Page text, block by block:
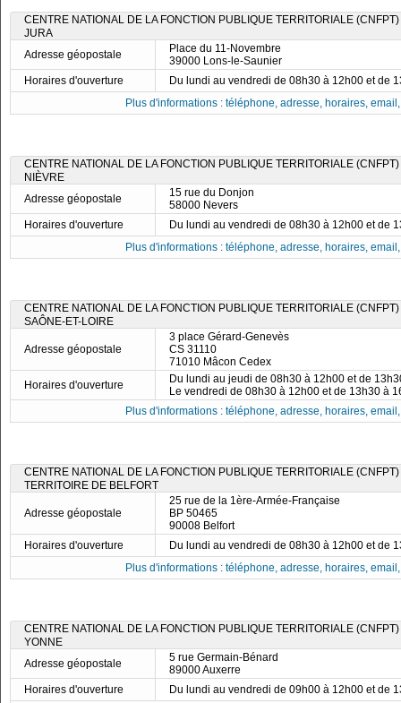
CENTRE NATIONAL DE LA FONCTION PUBLIQUE TERRITORIALE
JURA
Adresse géopostale
Place du 11-Novembre
39000 Lons-le-Saunier
Horaires d'ouverture
Du lundi au vendredi de 08h30 à 12h00 et de
Plus d'informations : téléphone, adresse, horaires,
CENTRE NATIONAL DE LA FONCTION PUBLIQUE TERRITORIALE
NIÈVRE
Adresse géopostale
15 rue du Donjon
58000 Nevers
Horaires d'ouverture
Du lundi au vendredi de 08h30 à 12h00 et de
Plus d'informations : téléphone, adresse, horaires,
CENTRE NATIONAL DE LA FONCTION PUBLIQUE TERRITORIALE
SAÔNE-ET-LOIRE
Adresse géopostale
3 place Gérard-Genevès
CS 31110
71010 Mâcon Cedex
Horaires d'ouverture
Du lundi au jeudi de 08h30 à 12h00 et de
Le vendredi de 08h30 à 12h00 et de 13h30 à
Plus d'informations : téléphone, adresse, horaires,
CENTRE NATIONAL DE LA FONCTION PUBLIQUE TERRITORIALE
TERRITOIRE DE BELFORT
Adresse géopostale
25 rue de la 1ère-Armée-Française
BP 50465
90008 Belfort
Horaires d'ouverture
Du lundi au vendredi de 08h30 à 12h00 et de
Plus d'informations : téléphone, adresse, horaires,
CENTRE NATIONAL DE LA FONCTION PUBLIQUE TERRITORIALE
YONNE
Adresse géopostale
5 rue Germain-Bénard
89000 Auxerre
Horaires d'ouverture
Du lundi au vendredi de 09h00 à 12h00 et de